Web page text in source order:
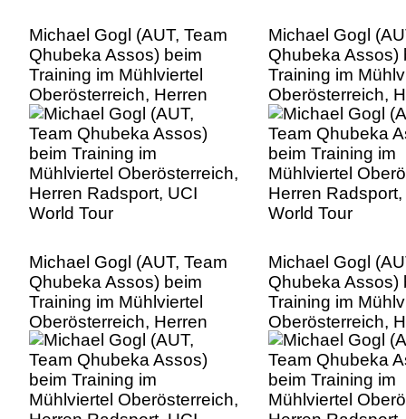
Michael Gogl (AUT, Team
Qhubeka Assos) beim
Training im Mühlviertel
Oberösterreich, Herren
Radsport, UCI World Tour
Michael Gogl
Qhubeka Assos)
Training im
Oberösterreich,
Radsport, UCI
Michael Gogl (AUT, Team
Qhubeka Assos) beim
Training im Mühlviertel
Oberösterreich, Herren
Radsport, UCI World Tour
Michael Gogl
Qhubeka Assos)
Training im
Oberösterreich,
Radsport, UCI